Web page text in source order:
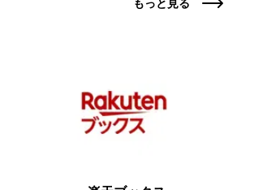
もっと見る